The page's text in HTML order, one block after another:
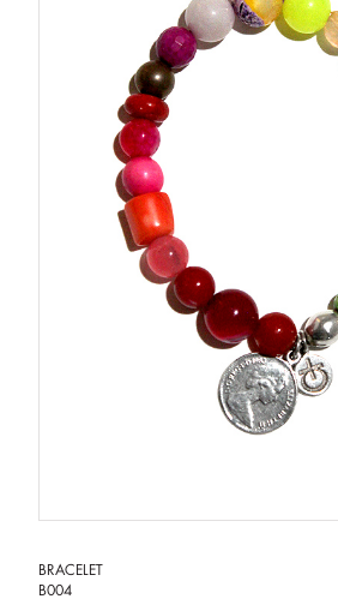
BRACELET
B004